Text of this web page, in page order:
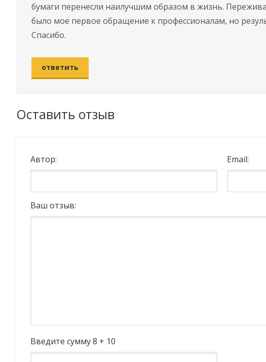
бумаги перенесли наилучшим образом в жизнь.
было мое первое обращение к профессионалам, но
Спасибо.
ответить
Оставить отзыв
Автор: Email:
Ваш отзыв:
Введите сумму 8 + 10